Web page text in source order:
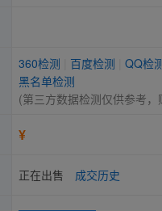
360检测 百度检测
QQ检
黑名单检测
(第三方数据检测仅供参考
¥
正在出售 成交历史